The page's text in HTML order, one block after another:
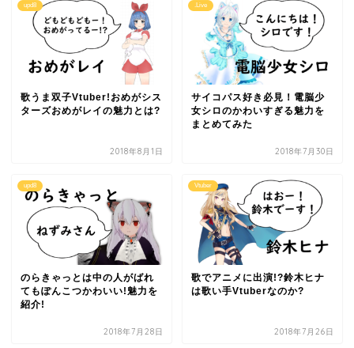
upd8
歌うま双子Vtuber!おめがシス
ターズおめがレイの魅力とは?
2018年8月1日
.Live
サイコパス好き必見！電脳少
女シロのかわいすぎる魅力を
まとめてみた
2018年7月30日
upd8
のらきゃっとは中の人がばれ
てもぽんこつかわいい!魅力を
紹介!
2018年7月28日
Vtuber
歌でアニメに出演!?鈴木ヒナ
は歌い手Vtuberなのか?
2018年7月26日